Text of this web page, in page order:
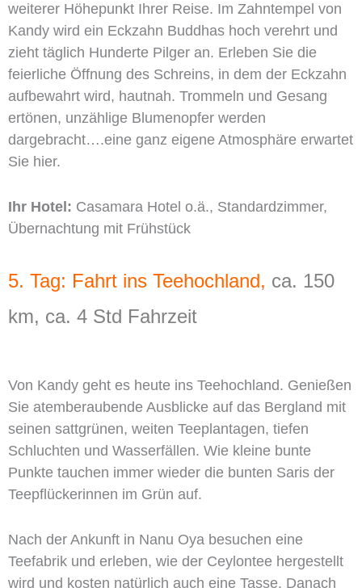
weiterer Höhepunkt Ihrer Reise. Im Zahntempel von
Kandy wird ein Eckzahn Buddhas hoch verehrt und
zieht täglich Hunderte Pilger an. Erleben Sie die
feierliche Öffnung des Schreins, in dem der Eckzahn
aufbewahrt wird, hautnah. Trommeln und Gesang
ertönen, unzählige Blumenopfer werden
dargebracht….eine ganz eigene Atmosphäre erwartet
Sie hier.
Ihr Hotel: Casamara Hotel o.ä., Standardzimmer,
Übernachtung mit Frühstück
5. Tag: Fahrt ins Teehochland, ca. 150
km, ca. 4 Std Fahrzeit
Von Kandy geht es heute ins Teehochland. Genießen
Sie atemberaubende Ausblicke auf das Bergland mit
seinen sattgrünen, weiten Teeplantagen, tiefen
Schluchten und Wasserfällen. Wie kleine bunte
Punkte tauchen immer wieder die bunten Saris der
Teepflückerinnen im Grün auf.
Nach der Ankunft in Nanu Oya besuchen eine
Teefabrik und erleben, wie der Ceylontee hergestellt
wird und kosten natürlich auch eine Tasse. Danach